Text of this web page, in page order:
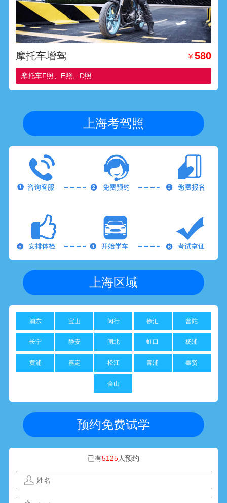
摩托车增驾 ￥580
摩托车F照、E照、D照
上海考驾照
上海区域
浦东 宝山 闵行 徐汇 普陀
长宁 静安 闸北 虹口 杨浦
黄浦 嘉定 松江 青浦 奉贤
金山
预约免费试学
已有5125人预约
黄** 1352****520
10分钟前预约成功